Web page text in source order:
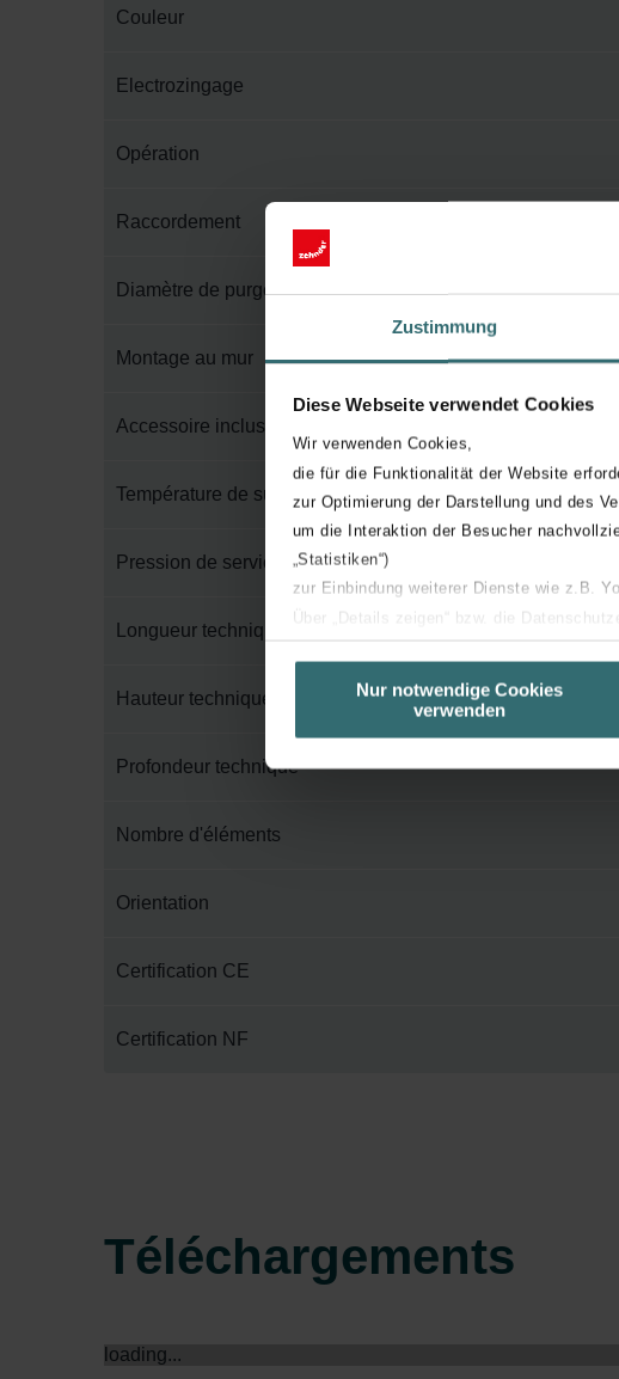
Zustimmung
Diese Webseite verwendet Cookies
Wir verwenden Cookies,
die für die Funktionalität der Website
zur Optimierung der Darstellung und des
um die Interaktion der Besucher
„Statistiken“)
zur Einbindung weiterer Dienste wie z.B.
Über „Details zeigen“ bzw. die
unserer Website verwenden, um Ihnen
basierend auf Ihren Interessen zur
Datenschutzerklärung widerrufen.
Nur notwendige Cookies
verwenden
Couleur
Electrozingage
Opération
Raccordement
Diamètre de purge
Montage au mur
Accessoire inclus dans l'emballage
Température de surface maximum
Pression de service maximum
Longueur technique
Hauteur technique
Profondeur technique
Nombre d'éléments
Orientation
Certification CE
Certification NF
Téléchargements
loading...